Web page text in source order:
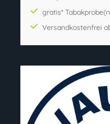
gratis*
Versandkostenfrei